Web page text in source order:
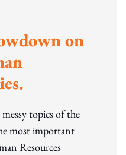
on
topics of the
most important
Resources